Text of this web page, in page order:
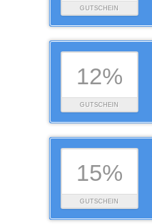
GUTSCHEIN
12%
GUTSCHEIN
15%
GUTSCHEIN